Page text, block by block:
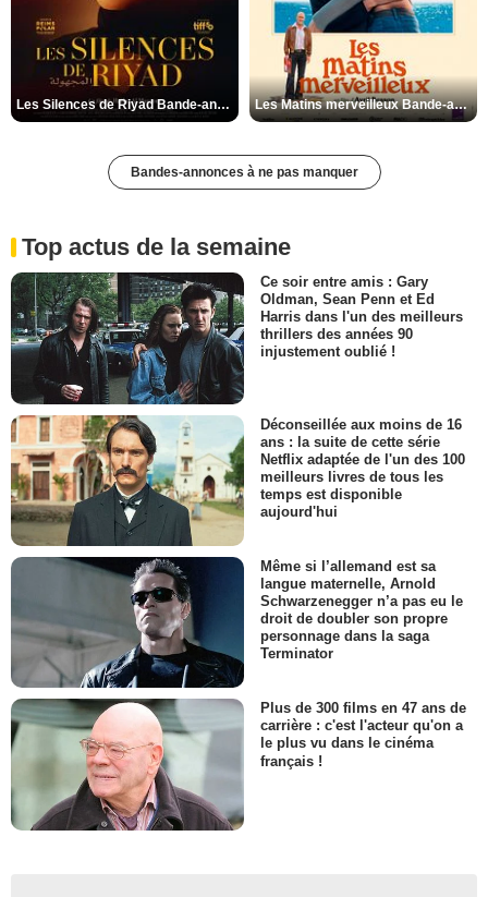
Les Silences de Riyad Bande-annonce VO STFR Les Matins merveilleux Bande-annonce VF
Bandes-annonces à ne pas manquer
Top actus de la semaine
Ce soir entre amis : Gary
Oldman, Sean Penn et Ed
Harris dans l'un des meilleurs
thrillers des années 90
injustement oublié !
Déconseillée aux moins de 16
ans : la suite de cette série
Netflix adaptée de l'un des 100
meilleurs livres de tous les
temps est disponible
aujourd'hui
Même si l’allemand est sa
langue maternelle, Arnold
Schwarzenegger n’a pas eu le
droit de doubler son propre
personnage dans la saga
Terminator
Plus de 300 films en 47 ans de
carrière : c'est l'acteur qu'on a
le plus vu dans le cinéma
français !